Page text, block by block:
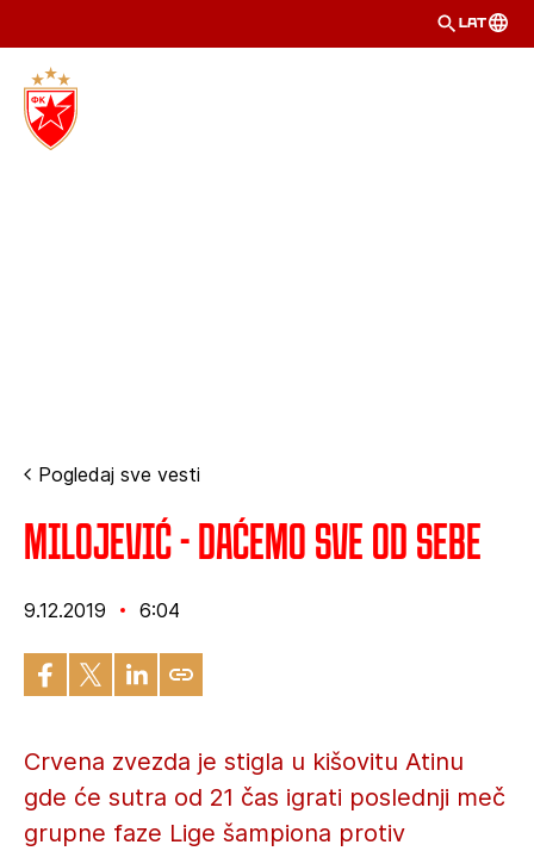
LAT
Pogledaj sve vesti
Milojević - Daćemo sve od sebe
9.12.2019 6:04
Crvena zvezda je stigla u kišovitu Atinu
gde će sutra od 21 čas igrati poslednji meč
grupne faze Lige šampiona protiv